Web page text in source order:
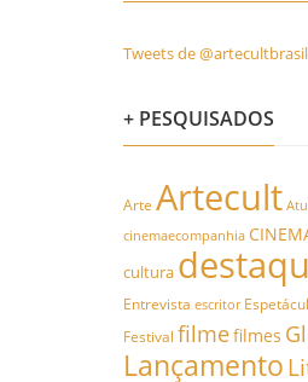
Tweets de @artecultbrasil
+ PESQUISADOS
Arte Artecult
cinemaecompanhia
cultura
Entrevista escritor
Festival filmefilmes
Lançamento